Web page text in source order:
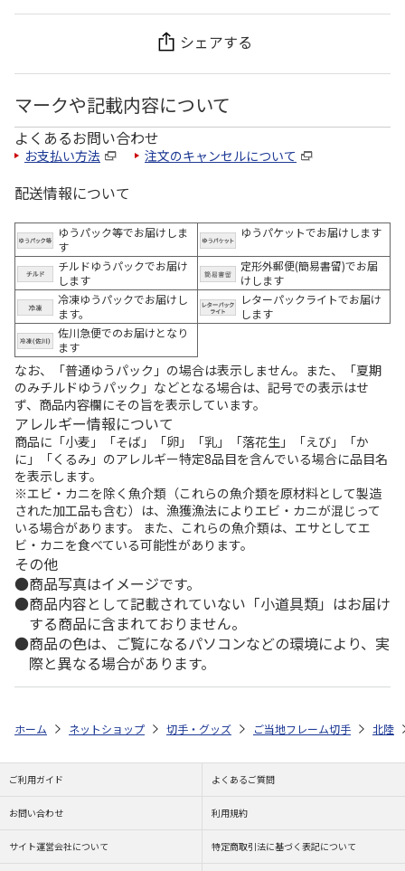
シェアする
マークや記載内容について
よくあるお問い合わせ
お支払い方法 注文のキャンセルについて
配送情報について
ゆうパック等でお届けしま
す
ゆうパケットでお届けします
チルドゆうパックでお届け
します
定形外郵便(簡易書留)でお届
けします
冷凍ゆうパックでお届けし
ます。
レターパックライトでお届け
します
佐川急便でのお届けとなり
ます
なお、「普通ゆうパック」の場合は表示しません。また、「夏期
のみチルドゆうパック」などとなる場合は、記号での表示はせ
ず、商品内容欄にその旨を表示しています。
アレルギー情報について
商品に「小麦」「そば」「卵」「乳」「落花生」「えび」「か
に」「くるみ」のアレルギー特定8品目を含んでいる場合に品目名
を表示します。
※エビ・カニを除く魚介類（これらの魚介類を原材料として製造
された加工品も含む）は、漁獲漁法によりエビ・カニが混じって
いる場合があります。 また、これらの魚介類は、エサとしてエ
ビ・カニを食べている可能性があります。
その他
商品写真はイメージです。
商品内容として記載されていない「小道具類」はお届け
する商品に含まれておりません。
商品の色は、ご覧になるパソコンなどの環境により、実
際と異なる場合があります。
ホーム ネットショップ 切手・グッズ ご当地フレーム切手 北陸
ご利用ガイド よくあるご質問
お問い合わせ 利用規約
サイト運営会社について 特定商取引法に基づく表記について